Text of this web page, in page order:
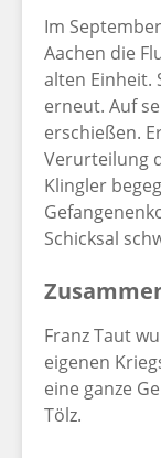
Im
Aachen die
alten Einheit.
erneut. Auf
erschießen.
Verurteilung
Klingler
Schicksal
Franz Taut
eigenen
eine ganze
Tölz.